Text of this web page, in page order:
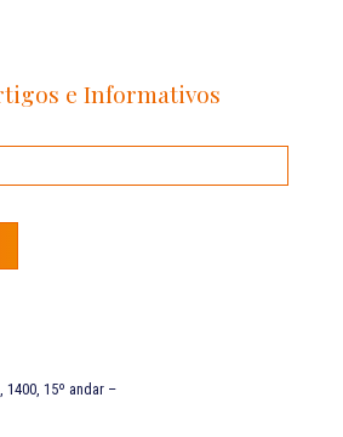
e Informativos
1400, 15º andar –